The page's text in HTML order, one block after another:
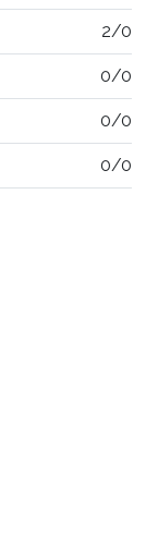
2/0
0/0
0/0
0/0